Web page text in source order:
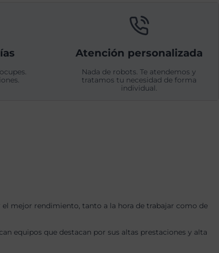
Atención personalizada
Nada de robots. Te atendemos y
tratamos tu necesidad de forma
individual.
mejor rendimiento, tanto a la hora de trabajar como de
equipos que destacan por sus altas prestaciones y alta